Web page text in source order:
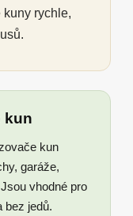
kuny rychle,
kun
kun
garáže,
vhodné pro
bez jedů.